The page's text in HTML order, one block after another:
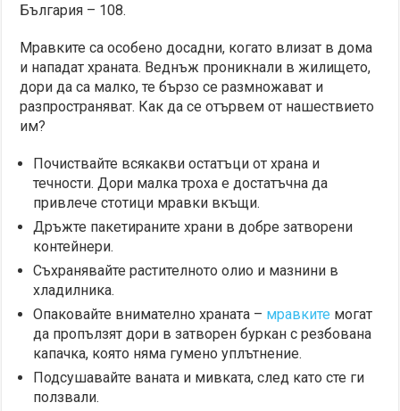
България – 108.
Мравките са особено досадни, когато влизат в дома
и нападат храната. Веднъж проникнали в жилището,
дори да са малко, те бързо се размножават и
разпространяват. Как да се отървем от нашествието
им?
Почиствайте всякакви остатъци от храна и
течности. Дори малка троха е достатъчна да
привлече стотици мравки вкъщи.
Дръжте пакетираните храни в добре затворени
контейнери.
Съхранявайте растителното олио и мазнини в
хладилника.
Опаковайте внимателно храната – мравките могат
да пропълзят дори в затворен буркан с резбована
капачка, която няма гумено уплътнение.
Подсушавайте ваната и мивката, след като сте ги
ползвали.